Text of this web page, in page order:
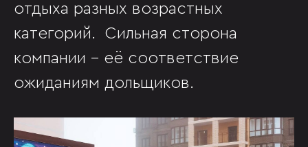
отдыха разных возрастных
категорий. Сильная сторона
компании - её соответствие
ожиданиям дольщиков.